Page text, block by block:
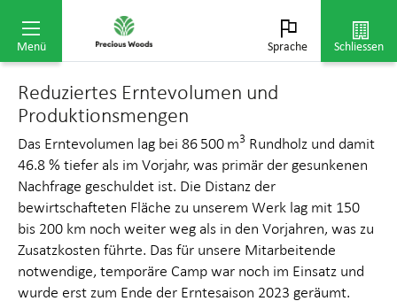
Menü Sprache Schliessen
Abweichung
Reduziertes Erntevolumen und
Produktionsmengen
Das Erntevolumen lag bei 86 500 m3 Rundholz und damit
46.8 % tiefer als im Vorjahr, was primär der gesunkenen
Nachfrage geschuldet ist. Die Distanz der
bewirtschafteten Fläche zu unserem Werk lag mit 150
bis 200 km noch weiter weg als in den Vorjahren, was zu
Zusatzkosten führte. Das für unsere Mitarbeitende
notwendige, temporäre Camp war noch im Einsatz und
wurde erst zum Ende der Erntesaison 2023 geräumt.